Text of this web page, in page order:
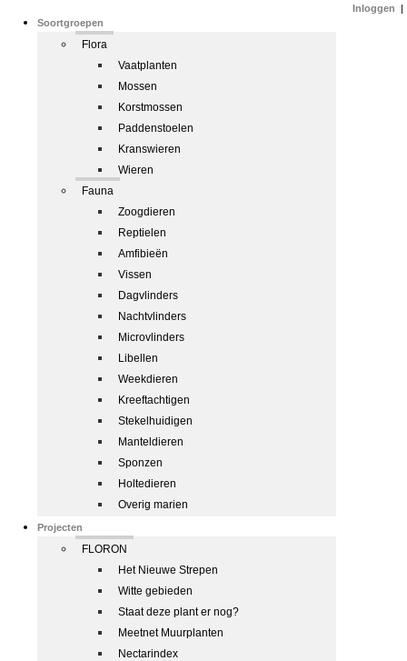
Soortgroepen
Flora
Vaatplanten
Mossen
Korstmossen
Paddenstoelen
Kranswieren
Wieren
Fauna
Zoogdieren
Reptielen
Amfibieën
Vissen
Dagvlinders
Nachtvlinders
Microvlinders
Libellen
Weekdieren
Kreeftachtigen
Stekelhuidigen
Manteldieren
Sponzen
Holtedieren
Overig marien
Projecten
FLORON
Het Nieuwe Strepen
Witte gebieden
Staat deze plant er nog?
Meetnet Muurplanten
Nectarindex
Inloggen |